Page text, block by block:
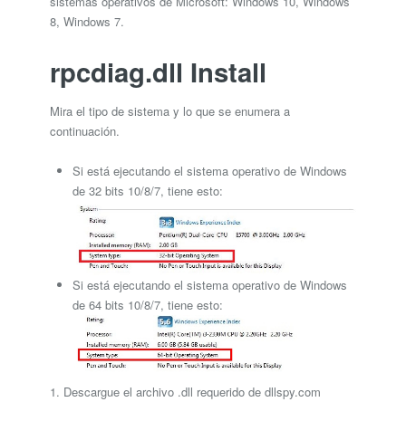
8, Windows 7.
rpcdiag.dll Install
Mira el tipo de sistema y lo que se enumera a
continuación.
Si está ejecutando el sistema operativo de Windows
de 32 bits 10/8/7, tiene esto:
Si está ejecutando el sistema operativo de Windows
de 64 bits 10/8/7, tiene esto:
1. Descargue el archivo .dll requerido de dllspy.com